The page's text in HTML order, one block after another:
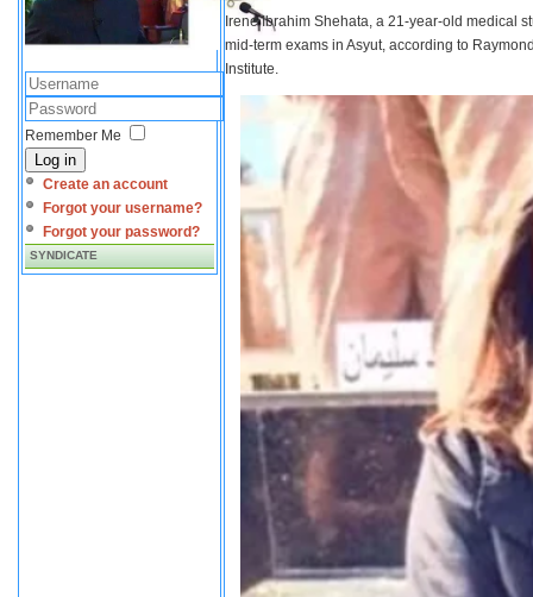
Remember Me
Log in
Create an account
Forgot your username?
Forgot your password?
SYNDICATE
Irene Ibrahim Shehata, a 21-year-old medical
mid-term exams in Asyut, according to
Institute.